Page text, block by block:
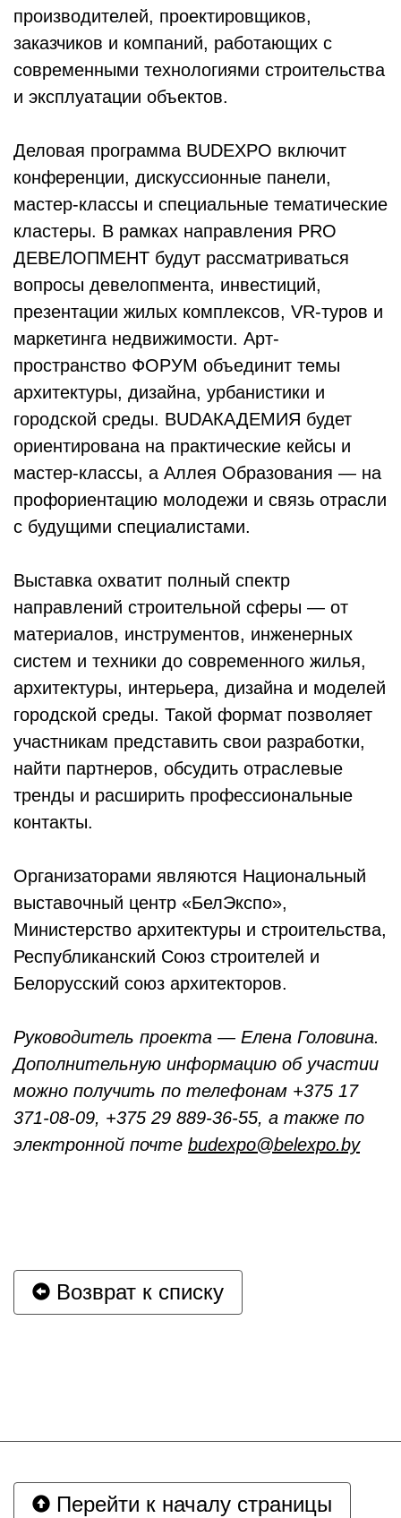
производителей, проектировщиков,
заказчиков и компаний, работающих с
современными технологиями строительства
и эксплуатации объектов.
Деловая программа BUDEXPO включит
конференции, дискуссионные панели,
мастер-классы и специальные тематические
кластеры. В рамках направления PRO
ДЕВЕЛОПМЕНТ будут рассматриваться
вопросы девелопмента, инвестиций,
презентации жилых комплексов, VR-туров и
маркетинга недвижимости. Арт-
пространство ФОРУМ объединит темы
архитектуры, дизайна, урбанистики и
городской среды. BUDАКАДЕМИЯ будет
ориентирована на практические кейсы и
мастер-классы, а Аллея Образования — на
профориентацию молодежи и связь отрасли
с будущими специалистами.
Выставка охватит полный спектр
направлений строительной сферы — от
материалов, инструментов, инженерных
систем и техники до современного жилья,
архитектуры, интерьера, дизайна и моделей
городской среды. Такой формат позволяет
участникам представить свои разработки,
найти партнеров, обсудить отраслевые
тренды и расширить профессиональные
контакты.
Организаторами являются Национальный
выставочный центр «БелЭкспо»,
Министерство архитектуры и строительства,
Республиканский Союз строителей и
Белорусский союз архитекторов.
Руководитель проекта — Елена Головина.
Дополнительную информацию об участии
можно получить по телефонам +375 17
371-08-09, +375 29 889-36-55, а также по
электронной почте budexpo@belexpo.by
Возврат к списку
Перейти к началу страницы